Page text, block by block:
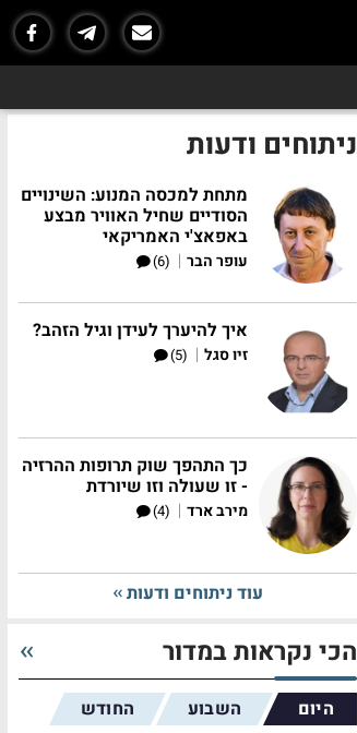
ניתוחים ודעות
מתחת למכסה המנוע: השינויים
הסודיים שחיל האוויר מבצע
באפאצ'י האמריקאי
עופר הבר |
(6)
איך להיערך לעידן וגיל הזהב?
זיו סגל |
(5)
כך התהפך שוק תרופות ההרזיה
- זו שעולה וזו שיורדת
מירב ארד |
(4)
עוד ניתוחים ודעות
הכי נקראות במדור
היום השבוע החודש